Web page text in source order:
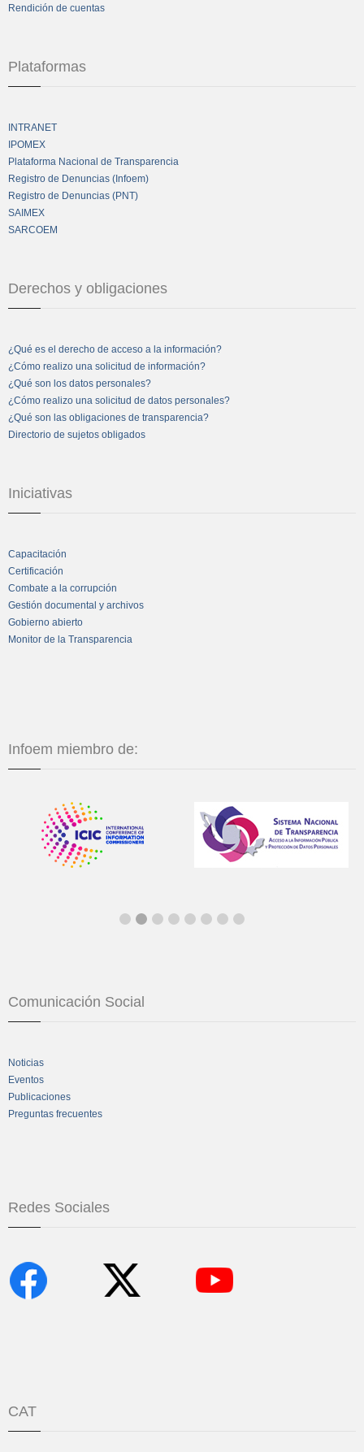
Rendición de cuentas
Plataformas
INTRANET
IPOMEX
Plataforma Nacional de Transparencia
Registro de Denuncias (Infoem)
Registro de Denuncias (PNT)
SAIMEX
SARCOEM
Derechos y obligaciones
¿Qué es el derecho de acceso a la información?
¿Cómo realizo una solicitud de información?
¿Qué son los datos personales?
¿Cómo realizo una solicitud de datos personales?
¿Qué son las obligaciones de transparencia?
Directorio de sujetos obligados
Iniciativas
Capacitación
Certificación
Combate a la corrupción
Gestión documental y archivos
Gobierno abierto
Monitor de la Transparencia
Infoem miembro de:
Comunicación Social
Noticias
Eventos
Publicaciones
Preguntas frecuentes
Redes Sociales
CAT